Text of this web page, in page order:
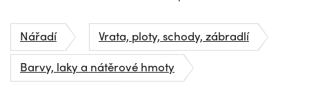
Nářadí
Vrata, ploty, schody, zábradlí
Barvy, laky a nátěrové hmoty